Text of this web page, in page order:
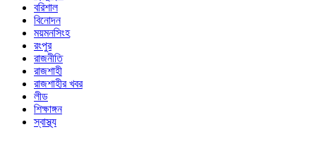
বরিশাল
বিনোদন
ময়মনসিংহ
রংপুর
রাজনীতি
রাজশাহী
রাজশাহীর খবর
লীড
শিক্ষাঙ্গন
স্বাস্থ্য